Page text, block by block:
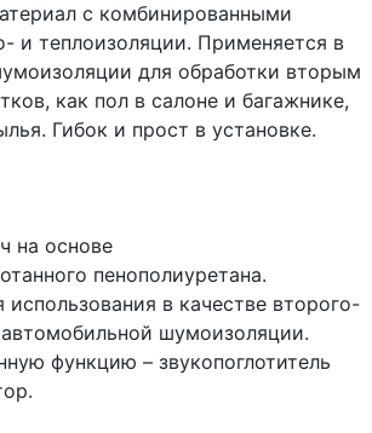
с комбинированными
и теплоизоляции. Применяется в
для обработки вторым
как пол в салоне и багажнике,
Гибок и прост в установке.
на основе
пенополиуретана.
использования в качестве второго-
шумоизоляции.
функцию – звукопоглотитель